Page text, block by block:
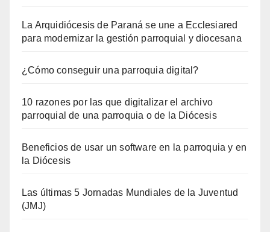
La Arquidiócesis de Paraná se une a Ecclesiared
para modernizar la gestión parroquial y diocesana
¿Cómo conseguir una parroquia digital?
10 razones por las que digitalizar el archivo
parroquial de una parroquia o de la Diócesis
Beneficios de usar un software en la parroquia y en
la Diócesis
Las últimas 5 Jornadas Mundiales de la Juventud
(JMJ)